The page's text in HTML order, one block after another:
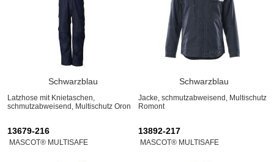
Schwarzblau
Latzhose mit Knietaschen,
schmutzabweisend, Multischutz Oron
Schwarzblau
Jacke, schmutzabweisend, Multischutz
Romont
13679-216
MASCOT® MULTISAFE
13892-217
MASCOT® MULTISAFE